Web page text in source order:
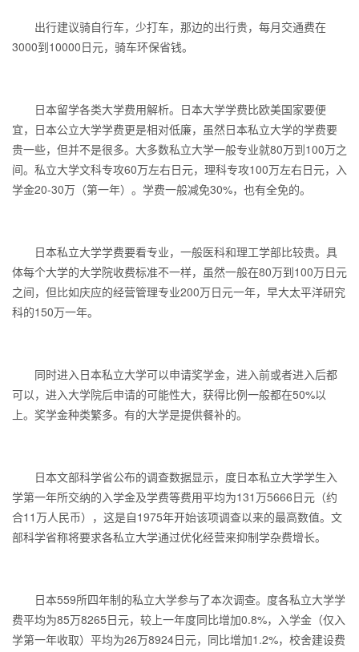
出行建议骑自行车，少打车，那边的出行贵，每月交通费在
3000到10000日元，骑车环保省钱。
日本留学各类大学费用解析。日本大学学费比欧美国家要便
宜，日本公立大学学费更是相对低廉，虽然日本私立大学的学费要
贵一些，但并不是很多。大多数私立大学一般专业就80万到100万之
间。私立大学文科专攻60万左右日元，理科专攻100万左右日元，入
学金20-30万（第一年）。学费一般减免30%，也有全免的。
日本私立大学学费要看专业，一般医科和理工学部比较贵。具
体每个大学的大学院收费标准不一样，虽然一般在80万到100万日元
之间，但比如庆应的经营管理专业200万日元一年，早大太平洋研究
科的150万一年。
同时进入日本私立大学可以申请奖学金，进入前或者进入后都
可以，进入大学院后申请的可能性大，获得比例一般都在50%以
上。奖学金种类繁多。有的大学是提供餐补的。
日本文部科学省公布的调查数据显示，度日本私立大学学生入
学第一年所交纳的入学金及学费等费用平均为131万5666日元（约
合11万人民币），这是自1975年开始该项调查以来的最高数值。文
部科学省称将要求各私立大学通过优化经营来抑制学杂费增长。
日本559所四年制的私立大学参与了本次调查。度各私立大学学
费平均为85万8265日元，较上一年度同比增加0.8%，入学金（仅入
学第一年收取）平均为26万8924日元，同比增加1.2%，校舍建设费